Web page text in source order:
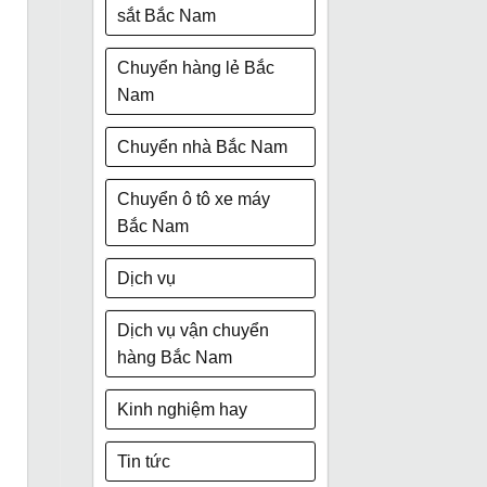
sắt Bắc Nam
Chuyển hàng lẻ Bắc
Nam
Chuyển nhà Bắc Nam
Chuyển ô tô xe máy
Bắc Nam
Dịch vụ
Dịch vụ vận chuyển
hàng Bắc Nam
Kinh nghiệm hay
Tin tức